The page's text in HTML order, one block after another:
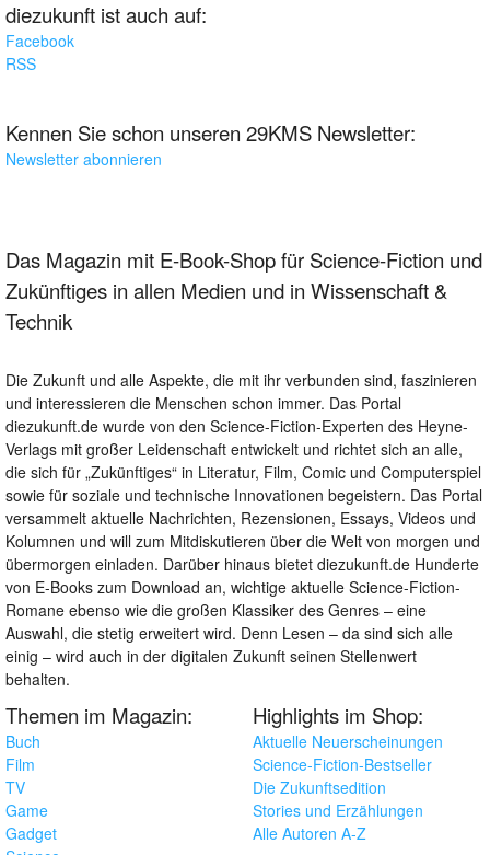
diezukunft ist auch auf:
Facebook
RSS
Kennen Sie schon unseren 29KMS Newsletter:
Newsletter abonnieren
Das Magazin mit E-Book-Shop für Science-Fiction und
Zukünftiges in allen Medien und in Wissenschaft &
Technik
Die Zukunft und alle Aspekte, die mit ihr verbunden sind, faszinieren
und interessieren die Menschen schon immer. Das Portal
diezukunft.de wurde von den Science-Fiction-Experten des Heyne-
Verlags mit großer Leidenschaft entwickelt und richtet sich an alle,
die sich für „Zukünftiges“ in Literatur, Film, Comic und Computerspiel
sowie für soziale und technische Innovationen begeistern. Das Portal
versammelt aktuelle Nachrichten, Rezensionen, Essays, Videos und
Kolumnen und will zum Mitdiskutieren über die Welt von morgen und
übermorgen einladen. Darüber hinaus bietet diezukunft.de Hunderte
von E-Books zum Download an, wichtige aktuelle Science-Fiction-
Romane ebenso wie die großen Klassiker des Genres – eine
Auswahl, die stetig erweitert wird. Denn Lesen – da sind sich alle
einig – wird auch in der digitalen Zukunft seinen Stellenwert
behalten.
Themen im Magazin:
Buch
Film
TV
Game
Gadget
Highlights im Shop:
Aktuelle Neuerscheinungen
Science-Fiction-Bestseller
Die Zukunftsedition
Stories und Erzählungen
Alle Autoren A-Z